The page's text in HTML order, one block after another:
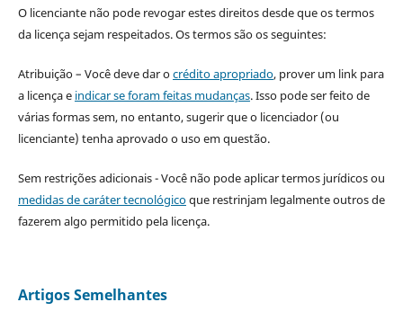
O licenciante não pode revogar estes direitos desde que os termos
da licença sejam respeitados. Os termos são os seguintes:
Atribuição – Você deve dar ocrédito apropriado, prover um link para
a licença e indicar se foram feitas mudanças. Isso pode ser feito de
várias formas sem, no entanto, sugerir que o licenciador (ou
licenciante) tenha aprovado o uso em questão.
Sem restrições adicionais - Você não pode aplicar termos jurídicos ou
medidas de caráter tecnológicoque restrinjam legalmente outros de
fazerem algo permitido pela licença.
Artigos Semelhantes